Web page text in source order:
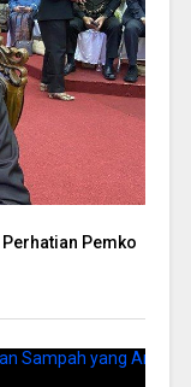
Pemko